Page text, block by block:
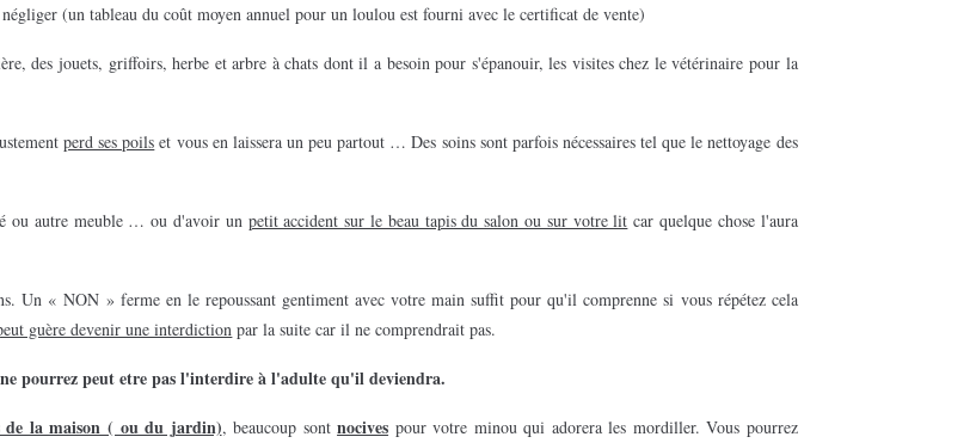
(un tableau du coût moyen annuel pour un loulou estfourni avec le certificat de vente)
des jouets, griffoirs, herbe et arbre à chats dont il a besoin pour s'épanouir, les visites chez le vétérinaire pour la
perd ses poils et vous en laissera un peu partout … Des soins sont parfois nécessaires tel que le nettoyage des
ou autre meuble … ou d'avoir un petit accident sur le beau tapis du salon ou sur votre lit car quelque chose l'aura
Un « NON » ferme en le repoussant gentiment avec votre main suffit pour qu'il comprenne si vous répétez cela
guère devenir une interdiction par la suite car il ne comprendrait pas.
pourrez peut etre pas l'interdire à l'adulte qu'il deviendra.
de la maison ( ou du jardin),beaucoup sontnocives pour votre minou qui adorera les mordiller.Vous pourrez